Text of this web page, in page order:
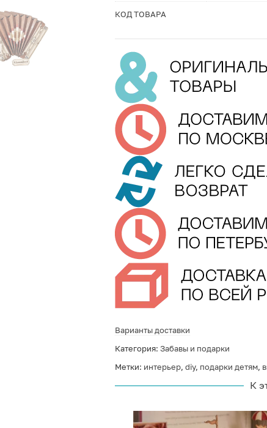
КОД ТОВАРА
Варианты доставки
Категория: Забавы и подарки
Метки: интерьер, diy, подарки детям,
К